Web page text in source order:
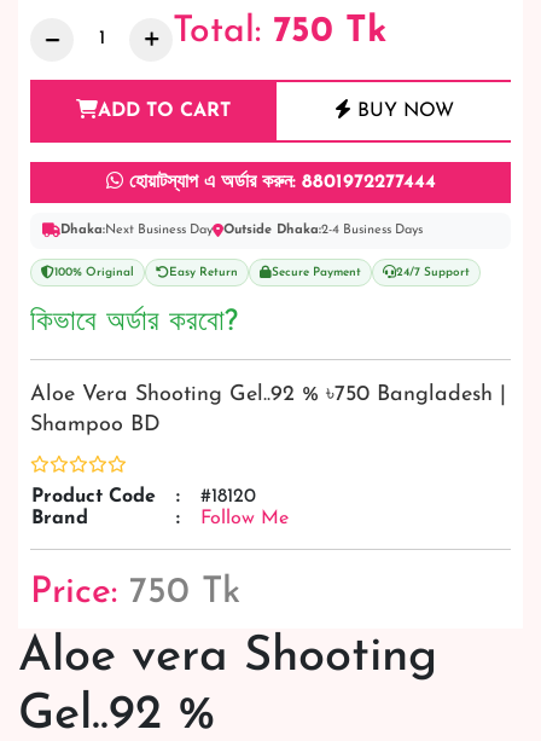
Total: 750 Tk
ADD TO CART BUY NOW
হোয়াটস্যাপ এ অর্ডার করুন: 8801972277444
Dhaka:Next Business Day Outside Dhaka:2-4 Business Days
100% Original Easy Return Secure Payment 24/7 Support
কিভাবে অর্ডার করবো?
Aloe Vera Shooting Gel..92 % ৳750 Bangladesh |
Shampoo BD
Product Code :
#18120
Brand
: Follow Me
Price: 750 Tk
Aloe vera Shooting
Gel..92 %